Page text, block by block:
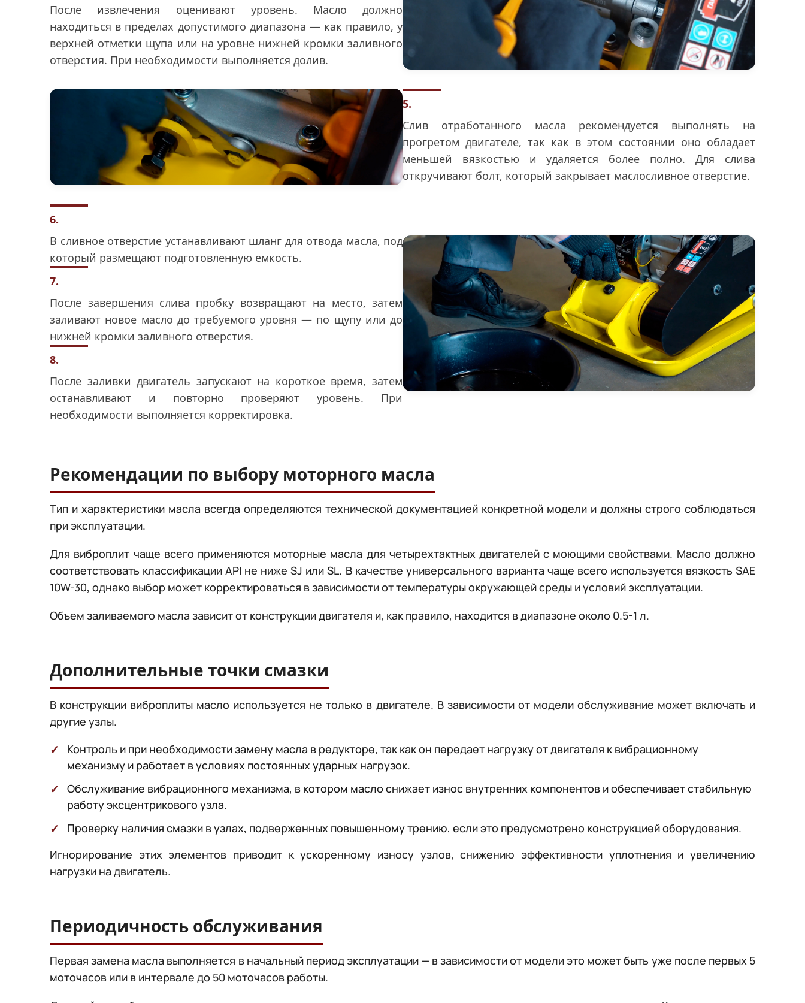
После извлечения оценивают уровень. Масло должно
находиться в пределах допустимого диапазона — как правило, у
верхней отметки щупа или на уровне нижней кромки заливного
отверстия. При необходимости выполняется долив.
5.
Слив отработанного масла рекомендуется выполнять на
прогретом двигателе, так как в этом состоянии оно обладает
меньшей вязкостью и удаляется более полно. Для слива
откручивают болт, который закрывает маслосливное отверстие.
6.
В сливное отверстие устанавливают шланг для отвода масла, под
который размещают подготовленную емкость.
7.
После завершения слива пробку возвращают на место, затем
заливают новое масло до требуемого уровня — по щупу или до
нижней кромки заливного отверстия.
8.
После заливки двигатель запускают на короткое время, затем
останавливают и повторно проверяют уровень. При
необходимости выполняется корректировка.
Рекомендации по выбору моторного масла
Тип и характеристики масла всегда определяются технической документацией конкретной модели и должны строго соблюдаться
при эксплуатации.
Для виброплит чаще всего применяются моторные масла для четырехтактных двигателей с моющими свойствами. Масло должно
соответствовать классификации API не ниже SJ или SL. В качестве универсального варианта чаще всего используется вязкость SAE
10W-30, однако выбор может корректироваться в зависимости от температуры окружающей среды и условий эксплуатации.
Объем заливаемого масла зависит от конструкции двигателя и, как правило, находится в диапазоне около 0.5-1 л.
Дополнительные точки смазки
В конструкции виброплиты масло используется не только в двигателе. В зависимости от модели обслуживание может включать и
другие узлы.
Контроль и при необходимости замену масла в редукторе, так как он передает нагрузку от двигателя к вибрационному
механизму и работает в условиях постоянных ударных нагрузок.
Обслуживание вибрационного механизма, в котором масло снижает износ внутренних компонентов и обеспечивает стабильную
работу эксцентрикового узла.
Проверку наличия смазки в узлах, подверженных повышенному трению, если это предусмотрено конструкцией оборудования.
Игнорирование этих элементов приводит к ускоренному износу узлов, снижению эффективности уплотнения и увеличению
нагрузки на двигатель.
Периодичность обслуживания
Первая замена масла выполняется в начальный период эксплуатации — в зависимости от модели это может быть уже после первых 5
моточасов или в интервале до 50 моточасов работы.